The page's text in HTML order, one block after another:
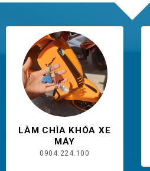
LÀM CHÌA KHÓA XE
MÁY
0904.224.100